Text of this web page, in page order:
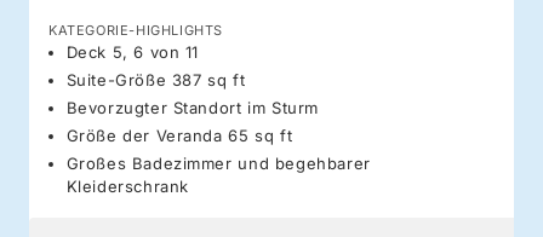
KATEGORIE-HIGHLIGHTS
Deck 5, 6 von 11
Suite-Größe 387 sq ft
Bevorzugter Standort im Sturm
Größe der Veranda 65 sq ft
Großes Badezimmer und begehbarer
Kleiderschrank